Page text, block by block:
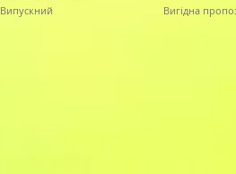
Вигідна
Випускний